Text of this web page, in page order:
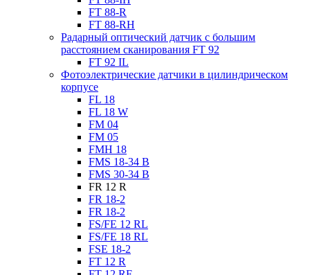
FT 88-R
FT 88-RH
Радарный оптический датчик с большим
расстоянием сканирования FT 92
FT 92 IL
Фотоэлектрические датчики в цилиндрическом
корпусе
FL 18
FL 18 W
FM 04
FM 05
FMH 18
FMS 18-34 B
FMS 30-34 B
FR 12 R
FR 18-2
FR 18-2
FS/FE 12 RL
FS/FE 18 RL
FSE 18-2
FT 12 R